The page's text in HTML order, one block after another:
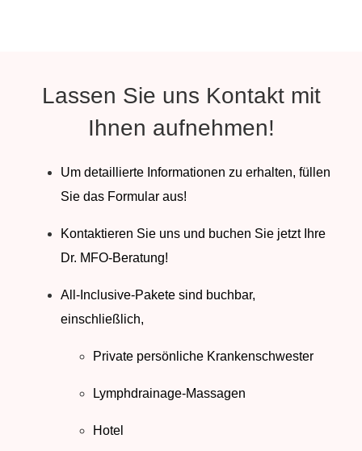
Lassen Sie uns Kontakt mit
Ihnen aufnehmen!
Um detaillierte Informationen zu erhalten, füllen
Sie das Formular aus!
Kontaktieren Sie uns und buchen Sie jetzt Ihre
Dr. MFO-Beratung!
All-Inclusive-Pakete sind buchbar,
einschließlich,
Private persönliche Krankenschwester
Lymphdrainage-Massagen
Hotel